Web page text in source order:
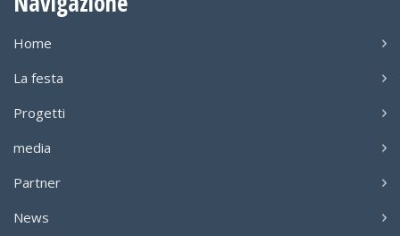
Home
La festa
Progetti
media
Partner
News